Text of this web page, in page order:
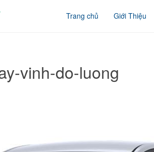
Trang chủ Giới Thiệu
vinh-do-luong